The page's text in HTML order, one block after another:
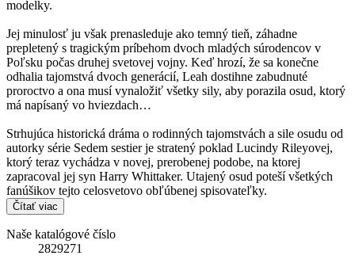
modelky.
Jej minulosť ju však prenasleduje ako temný tieň, záhadne
prepletený s tragickým príbehom dvoch mladých súrodencov v
Poľsku počas druhej svetovej vojny. Keď hrozí, že sa konečne
odhalia tajomstvá dvoch generácií, Leah dostihne zabudnuté
proroctvo a ona musí vynaložiť všetky sily, aby porazila osud, ktorý
má napísaný vo hviezdach…
Strhujúca historická dráma o rodinných tajomstvách a sile osudu od
autorky série Sedem sestier je stratený poklad Lucindy Rileyovej,
ktorý teraz vychádza v novej, prerobenej podobe, na ktorej
zapracoval jej syn Harry Whittaker. Utajený osud poteší všetkých
fanúšikov tejto celosvetovo obľúbenej spisovateľky.
Čítať viac
Naše katalógové číslo
2829271